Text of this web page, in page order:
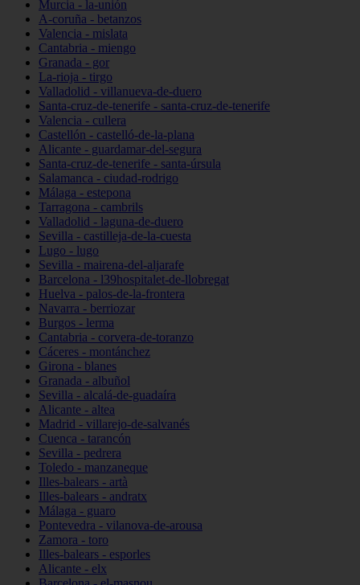
Murcia - la-unión
A-coruña - betanzos
Valencia - mislata
Cantabria - miengo
Granada - gor
La-rioja - tirgo
Valladolid - villanueva-de-duero
Santa-cruz-de-tenerife - santa-cruz-de-tenerife
Valencia - cullera
Castellón - castelló-de-la-plana
Alicante - guardamar-del-segura
Santa-cruz-de-tenerife - santa-úrsula
Salamanca - ciudad-rodrigo
Málaga - estepona
Tarragona - cambrils
Valladolid - laguna-de-duero
Sevilla - castilleja-de-la-cuesta
Lugo - lugo
Sevilla - mairena-del-aljarafe
Barcelona - l39hospitalet-de-llobregat
Huelva - palos-de-la-frontera
Navarra - berriozar
Burgos - lerma
Cantabria - corvera-de-toranzo
Cáceres - montánchez
Girona - blanes
Granada - albuñol
Sevilla - alcalá-de-guadaíra
Alicante - altea
Madrid - villarejo-de-salvanés
Cuenca - tarancón
Sevilla - pedrera
Toledo - manzaneque
Illes-balears - artà
Illes-balears - andratx
Málaga - guaro
Pontevedra - vilanova-de-arousa
Zamora - toro
Illes-balears - esporles
Alicante - elx